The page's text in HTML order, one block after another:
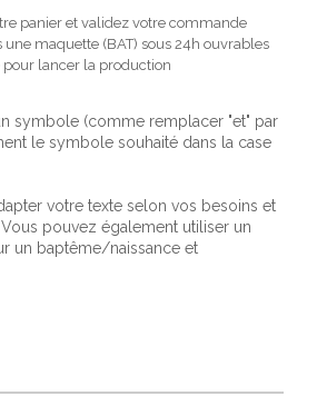
panier et validez votre commande
une maquette (BAT) sous 24h ouvrables
lancer la production
symbole (comme remplacer "et" par
le symbole souhaité dans la case
votre texte selon vos besoins et
pouvez également utiliser un
un baptême/naissance et